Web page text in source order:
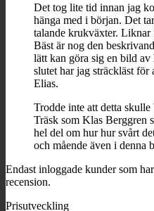
Det tog lite tid innan jag
hänga med i början. Det
talande krukväxter. Liknar
Bäst är nog den
lätt kan göra sig en bild
slutet har jag sträckläst
Elias.
Trodde inte att detta
Träsk som Klas Berggren
hel del om hur hur svårt
och mående även i denna
Endast inloggade kunder som
recension.
Prisutveckling